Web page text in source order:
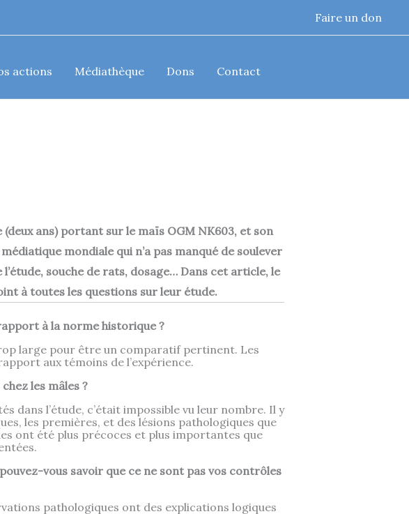
Faire un don
actions Médiathèque Dons Contact
ans) portant sur le maïs OGM NK603, et son
mondiale qui n’a pas manqué de soulever
souche de rats, dosage… Dans cet article, le
à toutes les questions sur leur étude.
à la norme historique ?
large pour être un comparatif pertinent. Les
aux témoins de l’expérience.
les mâles ?
dans l’étude, c’était impossible vu leur nombre. Il y
les premières, et des lésions pathologiques que
ont été plus précoces et plus importantes que
vous savoir que ce ne sont pas vos contrôles
pathologiques ont des explications logiques